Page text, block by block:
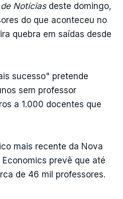
Notíciasdeste domingo,
do que aconteceu no
quebra em saídas desde
sucesso" pretende
sem professor
a 1.000 docentes que
mais recente da Nova
prevê que até
de 46 mil professores.